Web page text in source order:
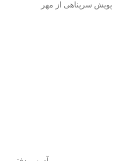
پویش سرپناهی از مهر